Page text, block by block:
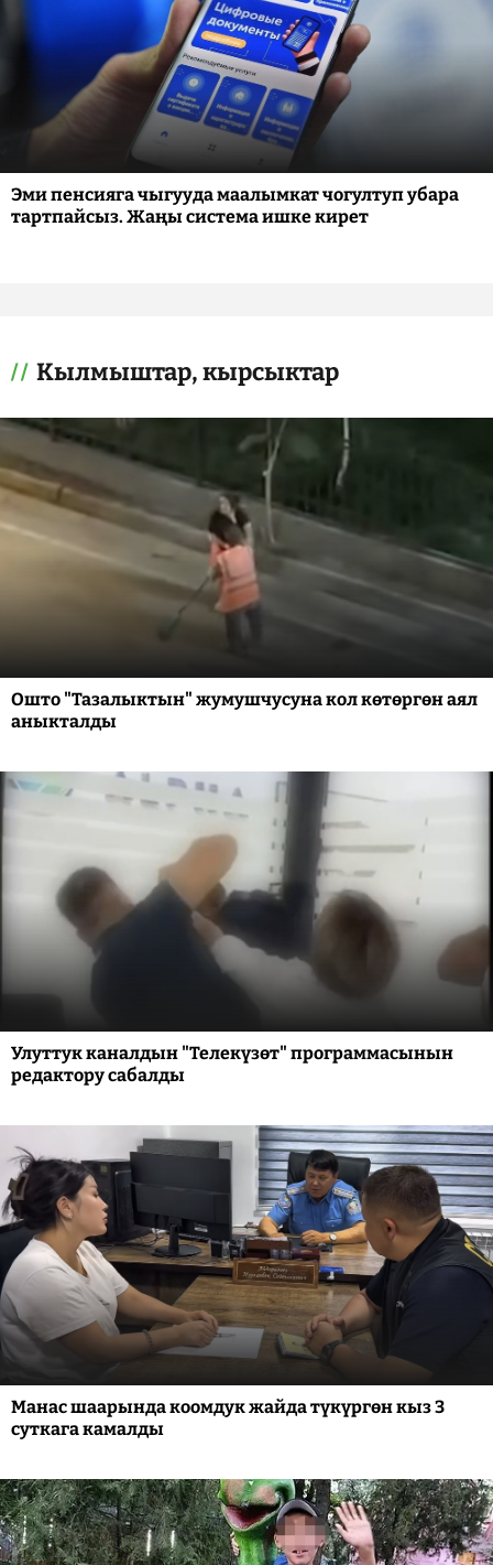
Эми пенсияга чыгууда маалымкат чогултуп убара
тартпайсыз. Жаңы система ишке кирет
Кылмыштар, кырсыктар
Ошто "Тазалыктын" жумушчусуна кол көтөргөн аял
аныкталды
Улуттук каналдын "Телекүзөт" программасынын
редактору сабалды
Манас шаарында коомдук жайда түкүргөн кыз 3
суткага камалды